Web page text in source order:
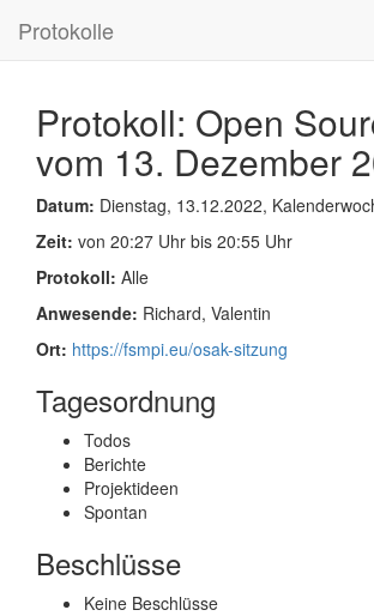
Protokolle
Protokoll: Open
vom 13. Dezember
Datum: Dienstag, 13.12.2022,
Zeit: von 20:27 Uhr bis 20:55 Uhr
Protokoll: Alle
Anwesende: Richard, Valentin
Ort: https://fsmpi.eu/osak-sitzung
Tagesordnung
Todos
Berichte
Projektideen
Spontan
Beschlüsse
Keine Beschlüsse